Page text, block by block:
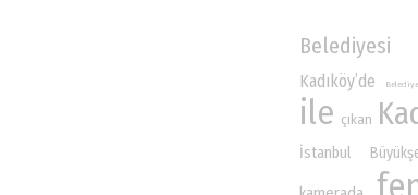
Belediyesi
Kadıköy’de Belediye
ile çıkan
İstanbul